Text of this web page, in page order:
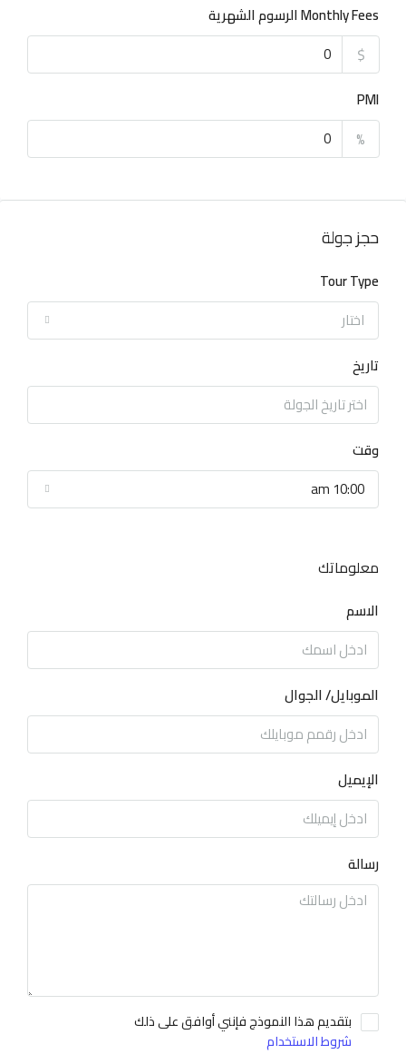
Monthly Fees الرسوم الشهرية
$
PMI
%
حجز جولة
Tour Type
اختار
تاريخ
وقت
10:00 am
معلوماتك
الاسم
الموبايل/ الجوال
الإيميل
رسالة
بتقديم هذا النموذج فإنني أوافق على ذلك
شروط الاستخدام